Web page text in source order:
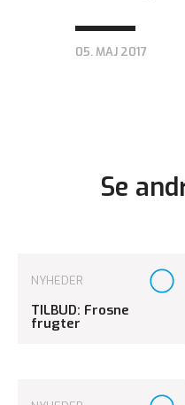
05. MAJ 2017
Se
NYHEDER
TILBUD: Frosne
frugter